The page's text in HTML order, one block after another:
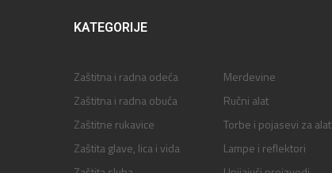
KATEGORIJE
Zaštitna i radna odeća
Zaštitna i radna obuća
Zaštitne rukavice
Zaštita glave, lica i vida
Merdevine
Ručni alat
Torbe i pojasevi za alat
Lampe i reflektori